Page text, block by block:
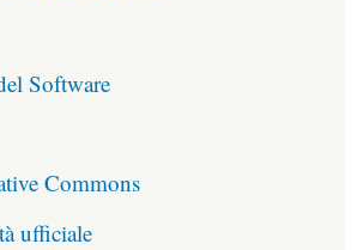
Software
Commons
ufficiale